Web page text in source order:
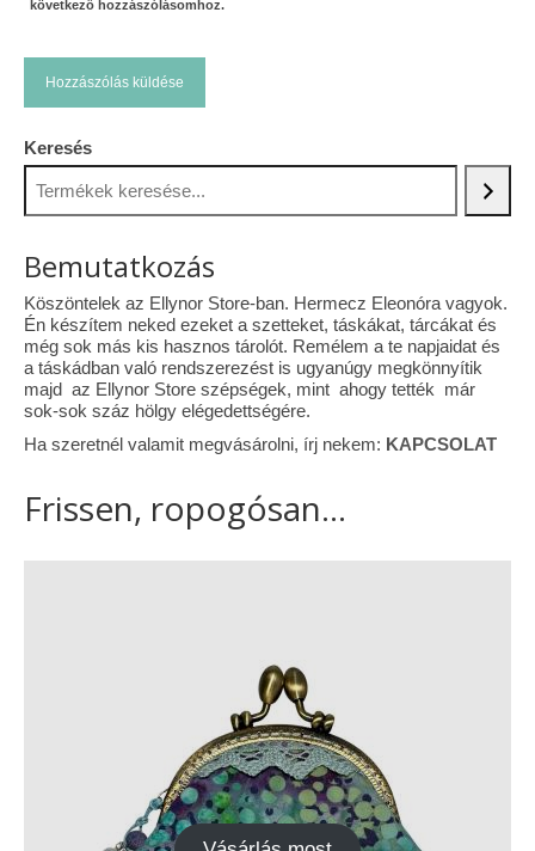
következő hozzászólásomhoz.
Keresés
Bemutatkozás
Köszöntelek az Ellynor Store-ban. Hermecz Eleonóra vagyok.
Én készítem neked ezeket a szetteket, táskákat, tárcákat és
még sok más kis hasznos tárolót. Remélem a te napjaidat és
a táskádban való rendszerezést is ugyanúgy megkönnyítik
majd az Ellynor Store szépségek, mint ahogy tették már
sok-sok száz hölgy elégedettségére.
Ha szeretnél valamit megvásárolni, írj nekem: KAPCSOLAT
Frissen, ropogósan...